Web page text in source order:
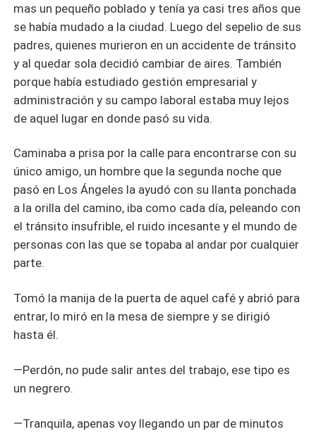
mas un pequeño poblado y tenía ya casi tres años que
se había mudado a la ciudad. Luego del sepelio de sus
padres, quienes murieron en un accidente de tránsito
y al quedar sola decidió cambiar de aires. También
porque había estudiado gestión empresarial y
administración y su campo laboral estaba muy lejos
de aquel lugar en donde pasó su vida.
Caminaba a prisa por la calle para encontrarse con su
único amigo, un hombre que la segunda noche que
pasó en Los Ángeles la ayudó con su llanta ponchada
a la orilla del camino, iba como cada día, peleando con
el tránsito insufrible, el ruido incesante y el mundo de
personas con las que se topaba al andar por cualquier
parte.
Tomó la manija de la puerta de aquel café y abrió para
entrar, lo miró en la mesa de siempre y se dirigió
hasta él.
—Perdón, no pude salir antes del trabajo, ese tipo es
un negrero.
—Tranquila, apenas voy llegando un par de minutos